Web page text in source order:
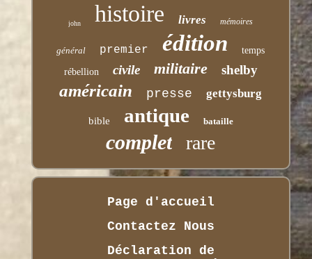
john histoire livres mémoires
général premier édition temps
rébellion civile militaire shelby
américain presse gettysburg
bible antique bataille
complet rare
Page d'accueil
Contactez Nous
Déclaration de